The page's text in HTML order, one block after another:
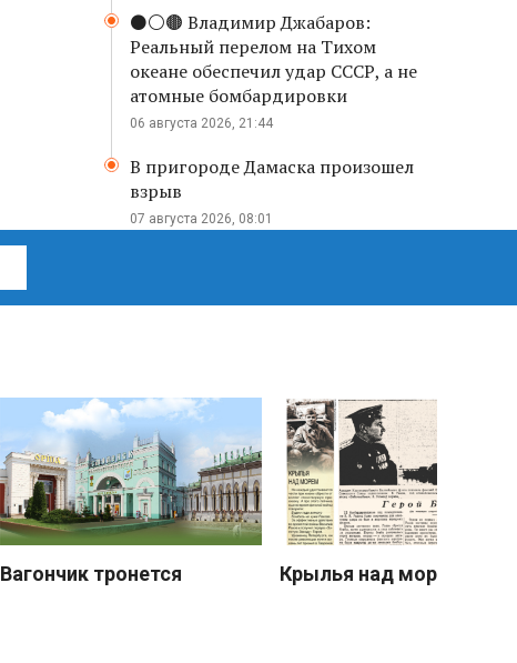
⚫️⚪️🟤 Владимир Джабаров:
Реальный перелом на Тихом
океане обеспечил удар СССР, а не
атомные бомбардировки
06 августа 2026, 21:44
В пригороде Дамаска произошел
взрыв
07 августа 2026, 08:01
Вагончик тронется Крылья над морем